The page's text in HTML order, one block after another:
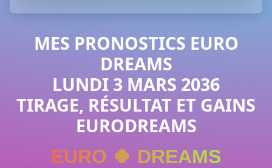
MES PRONOSTICS EURO
DREAMS
LUNDI 3 MARS 2036
TIRAGE, RÉSULTAT ET GAINS
EURODREAMS
EURO 🍀 DREAMS